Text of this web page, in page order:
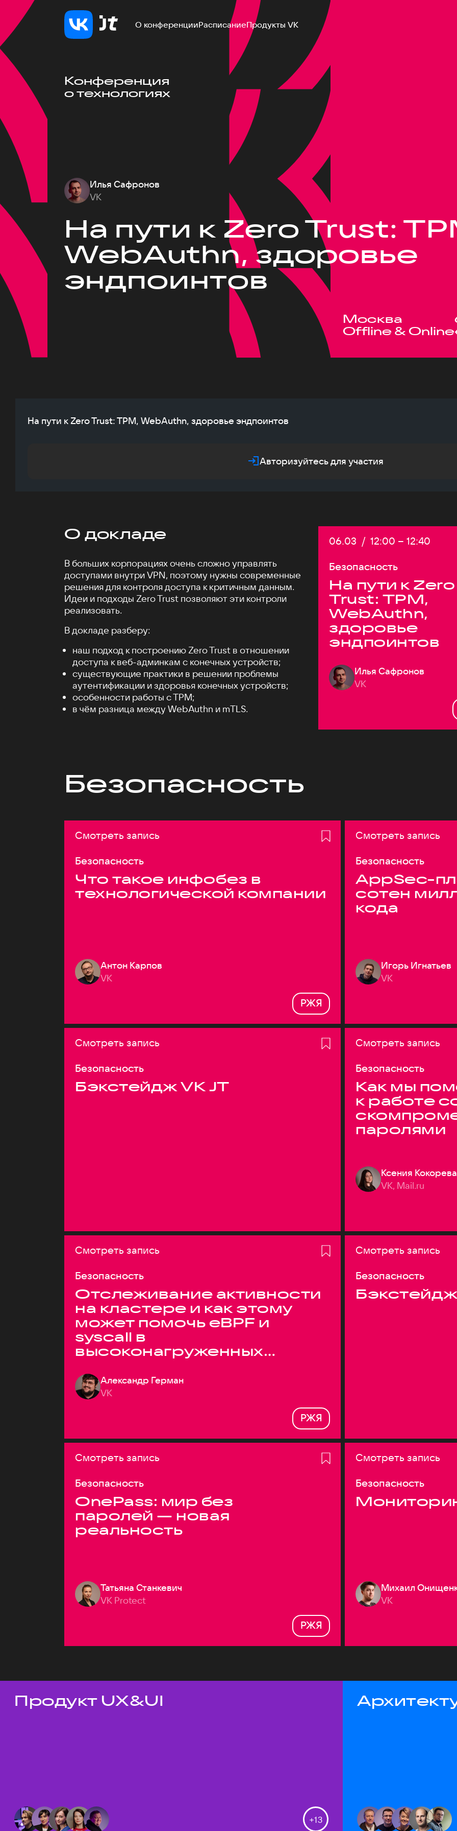
О конференцииРасписаниеПродукты VK
Конференция
о технологиях
Илья Сафронов
VK
На пути к Zero Trust:
WebAuthn, здоровье
эндпоинтов
Москва
Offline & Online
На пути к Zero Trust: TPM, WebAuthn, здоровье эндпоинтов
Авторизуйтесь для участия
О докладе
В больших корпорациях очень сложно управлять
доступами внутри VPN, поэтому нужны современные
решения для контроля доступа к критичным данным.
Идеи и подходы Zero Trust позволяют эти контроли
реализовать.
В докладе разберу:
наш подход к построению Zero Trust в отношении
доступа к веб-админкам с конечных устройств;
существующие практики в решении проблемы
аутентификации и здоровья конечных устройств;
особенности работы c TPM;
в чём разница между WebAuthn и mTLS.
Дата:
06.03 / Начало:
12:00 – Конец:
12:40
Безопасность
На пути к Zero
Trust: TPM,
WebAuthn,
здоровье
эндпоинтов
Илья Сафронов
VK
Безопасность
Смотреть запись
Безопасность
Что такое инфобез в
технологической компании
Антон Карпов
VK
РЖЯ
Смотреть запись
Безопасность
AppSec-
сотен
кода
Игорь Игнатьев
VK
Смотреть запись
Безопасность
Бэкстейдж VK JT
Смотреть запись
Безопасность
Как мы
к работе
паролями
Ксения Кокорева
VK, Mail.ru
Смотреть запись
Безопасность
Отслеживание активности
на кластере и как этому
может помочь eBPF и
syscall в
высоконагруженных
Александр Герман
VK
РЖЯ
Смотреть запись
Безопасность
Бэкстейдж
Смотреть запись
Безопасность
OnePass: мир без
паролей — новая
реальность
Татьяна Станкевич
VK Protect
РЖЯ
Смотреть запись
Безопасность
Михаил
VK
Темы докладов
Продукт UX&UI
+13